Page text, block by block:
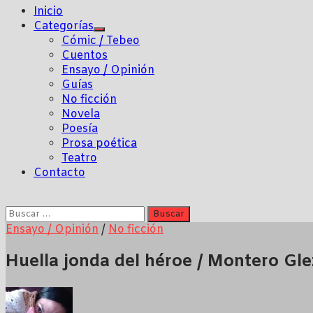
Inicio
Categorías
Mostrar
el
submenú
Cómic / Tebeo
Cuentos
Ensayo / Opinión
Guías
No ficción
Novela
Poesía
Prosa poética
Teatro
Contacto
Buscar:
Ensayo / Opinión / No ficción
Huella jonda del héroe / Montero